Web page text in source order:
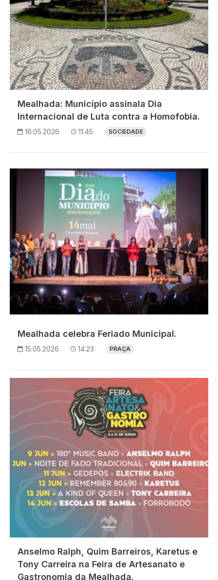
Mealhada: Município assinala Dia
Internacional de Luta contra a Homofobia.
16.05.2026 11:45 SOCIEDADE
Imagem
Mealhada celebra Feriado Municipal.
15.05.2026 14:23 PRAÇA
Anselmo Ralph, Quim Barreiros, Karetus e
Tony Carreira na Feira de Artesanato e
Gastronomia da Mealhada.